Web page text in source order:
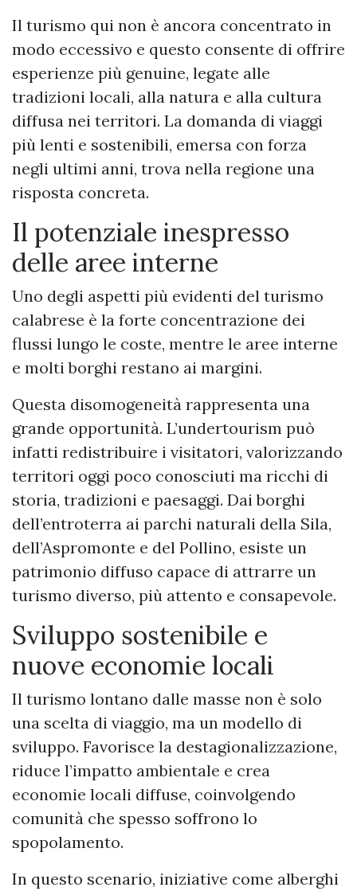
Il turismo qui non è ancora concentrato in
modo eccessivo e questo consente di offrire
esperienze più genuine, legate alle
tradizioni locali, alla natura e alla cultura
diffusa nei territori. La domanda di viaggi
più lenti e sostenibili, emersa con forza
negli ultimi anni, trova nella regione una
risposta concreta.
Il potenziale inespresso
delle aree interne
Uno degli aspetti più evidenti del turismo
calabrese è la forte concentrazione dei
flussi lungo le coste, mentre le aree interne
e molti borghi restano ai margini.
Questa disomogeneità rappresenta una
grande opportunità. L’undertourism può
infatti redistribuire i visitatori, valorizzando
territori oggi poco conosciuti ma ricchi di
storia, tradizioni e paesaggi. Dai borghi
dell’entroterra ai parchi naturali della Sila,
dell’Aspromonte e del Pollino, esiste un
patrimonio diffuso capace di attrarre un
turismo diverso, più attento e consapevole.
Sviluppo sostenibile e
nuove economie locali
Il turismo lontano dalle masse non è solo
una scelta di viaggio, ma un modello di
sviluppo. Favorisce la destagionalizzazione,
riduce l’impatto ambientale e crea
economie locali diffuse, coinvolgendo
comunità che spesso soffrono lo
spopolamento.
In questo scenario, iniziative come alberghi